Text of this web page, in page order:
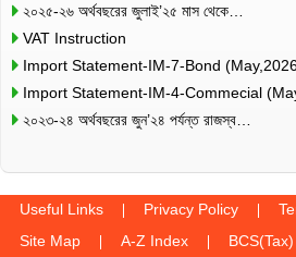
২০২৫-২৬ অর্থবছরের জুলাই’২৫ মাস থেকে…
VAT Instruction
Import Statement-IM-7-Bond
Import Statement-IM-4-Commecial
২০২৩-২৪ অর্থবছরের জুন’২৪ পর্যন্ত রাজস্ব…
Useful Links Privacy Policy
Site Map
A-Z Index